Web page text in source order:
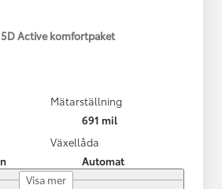
5D Active komfortpaket
Mätarställning
691 mil
Växellåda
Automat
Visa mer